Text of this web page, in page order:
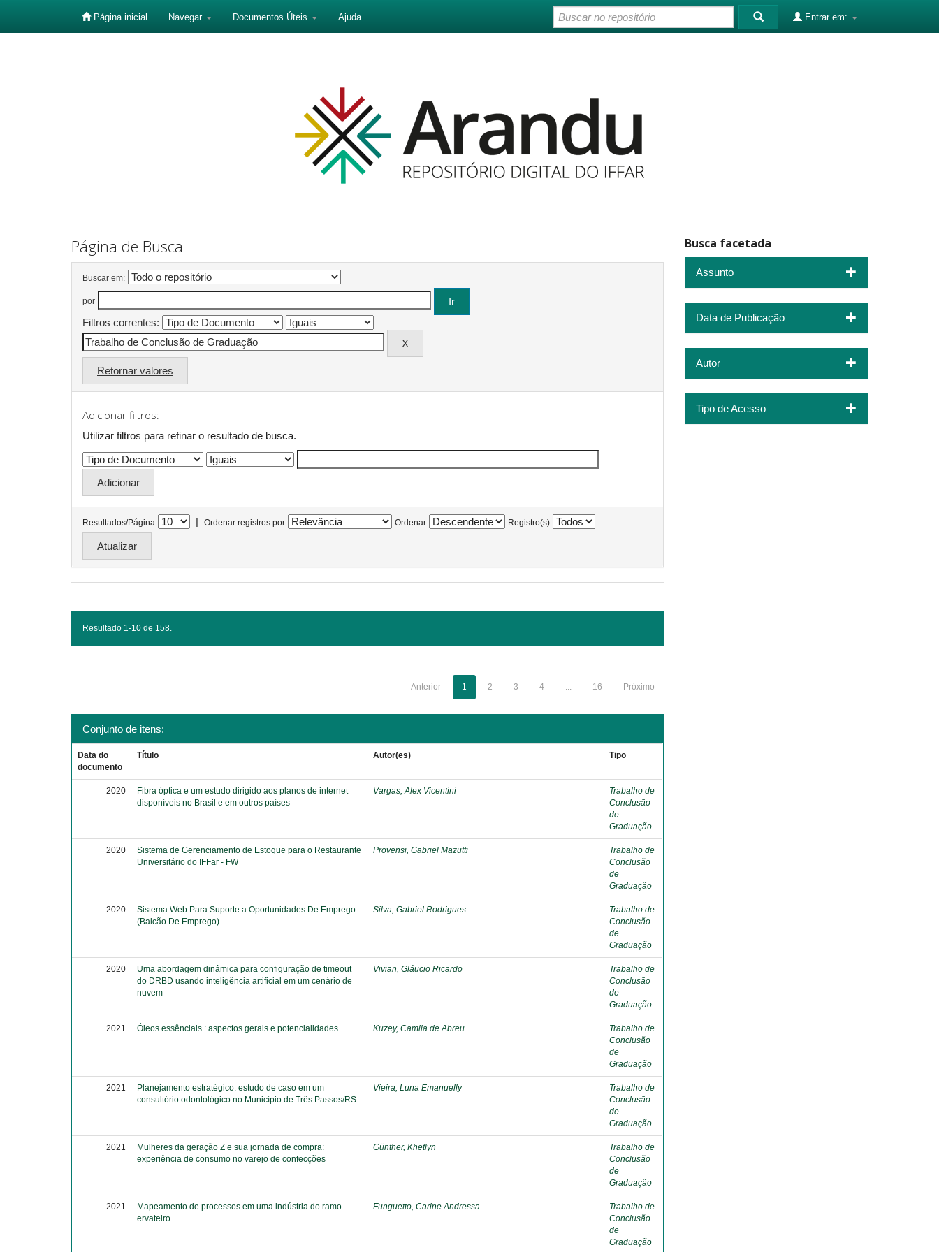
Página inicial Navegar Documentos Úteis Ajuda Entrar em:
Página de Busca
Buscar em:
por
Filtros correntes:
Retornar valores
Adicionar filtros:
Utilizar filtros para refinar o resultado de busca.
Resultados/Página | Ordenar registros por Ordenar Registro(s)
Resultado 1-10 de 158.
Anterior 1 2 3 4 ... 16 Próximo
Conjunto de itens:
Data do
documento
Título Autor(es) Tipo
2020
Fibra óptica e um estudo dirigido aos planos de internet
disponíveis no Brasil e em outros países
Vargas, Alex Vicentini
Trabalho de
Conclusão
de
Graduação
2020
Sistema de Gerenciamento de Estoque para o Restaurante
Universitário do IFFar - FW
Provensi, Gabriel Mazutti
Trabalho de
Conclusão
de
Graduação
2020
Sistema Web Para Suporte a Oportunidades De Emprego
(Balcão De Emprego)
Silva, Gabriel Rodrigues
Trabalho de
Conclusão
de
Graduação
2020
Uma abordagem dinâmica para configuração de timeout
do DRBD usando inteligência artificial em um cenário de
nuvem
Vivian, Gláucio Ricardo
Trabalho de
Conclusão
de
Graduação
2021 Óleos essênciais : aspectos gerais e potencialidades Kuzey, Camila de Abreu
Trabalho de
Conclusão
de
Graduação
2021
Planejamento estratégico: estudo de caso em um
consultório odontológico no Município de Três Passos/RS
Vieira, Luna Emanuelly
Trabalho de
Conclusão
de
Graduação
2021
Mulheres da geração Z e sua jornada de compra:
experiência de consumo no varejo de confecções
Günther, Khetlyn
Trabalho de
Conclusão
de
Graduação
2021
Mapeamento de processos em uma indústria do ramo
ervateiro
Funguetto, Carine Andressa
Trabalho de
Conclusão
de
Graduação
Busca facetada
Assunto
Data de Publicação
Autor
Tipo de Acesso